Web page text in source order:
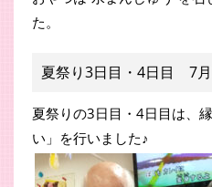
た。
夏祭り3日目・4日目 7月
夏祭りの3日目・4日目は、
い」を行いました♪